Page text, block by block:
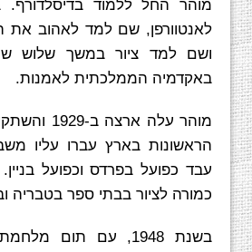
לאנטוורפן, שם למד לאהוב את
ושם למד ציור במשך שלוש
באקדמיה הממלכתית לאמנות.
מוהר עלה
הראשונות בארץ עברו עליו
עבד כפועל בפרדס וכפועל
כמורה לציור בבתי ספר בטבריה
בשנת 1948, עם תום